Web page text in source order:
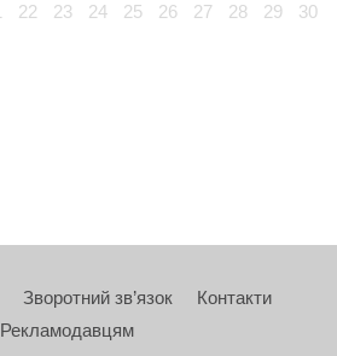
22 23 24 25 26 27 28 29
30
Зворотний зв’язок
Контакти
Рекламодавцям